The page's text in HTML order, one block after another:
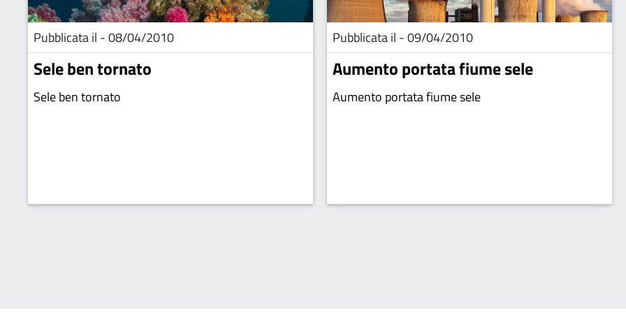
Pubblicata il - 08/04/2010
Sele ben tornato
Sele ben tornato
Pubblicata il - 09/04/2010
Aumento portata fiume sele
Aumento portata fiume sele